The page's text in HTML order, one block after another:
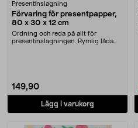
Presentinslagning
Förvaring för presentpapper,
80 x 30 x 12 cm
Ordning och reda på allt för
presentinslagningen. Rymlig låda
149,90
Lägg i varukorg